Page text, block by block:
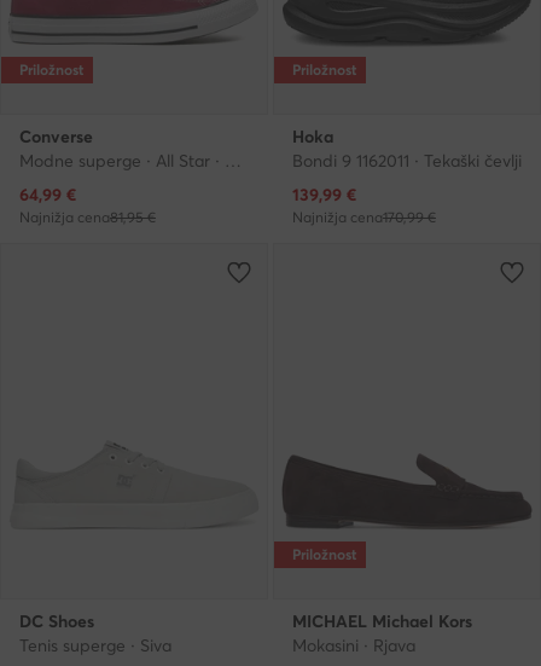
Priložnost
Converse
Trenutna cena
64,99 €
Najnižja cena81,95 €
Priložnost
Hoka
Bondi 9 1162011 · Tekaški čevlji
Trenutna cena
139,99 €
Najnižja cena170,99 €
DC Shoes
Tenis superge · Siva
Priložnost
MICHAEL Michael Kors
Mokasini · Rjava